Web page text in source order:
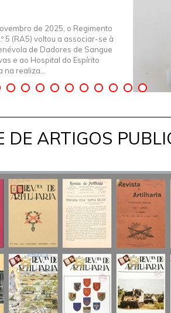
de 2025, o Regimento
5 (RA5) voltou a associar-se à
de Dadores de Sangue
e ao Hospital do Espírito
realiza...
DE ARTIGOS